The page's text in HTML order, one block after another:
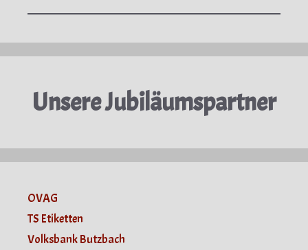
Unsere Jubiläumspartner
OVAG
TS Etiketten
Volksbank Butzbach